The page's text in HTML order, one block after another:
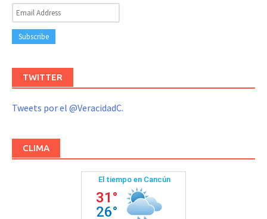
TWITTER
Tweets por el @VeracidadC.
CLIMA